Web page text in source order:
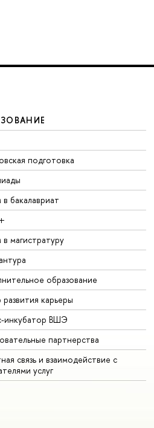
подготовка
бакалавриат
магистратуру
образование
карьеры
инкубатор ВШЭ
партнерства
связь и взаимодействие с
услуг